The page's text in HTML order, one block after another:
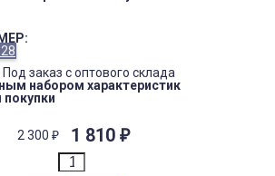
Под заказ с оптового склада
набором характеристик
покупки
2 300 ₽ 1 810 ₽